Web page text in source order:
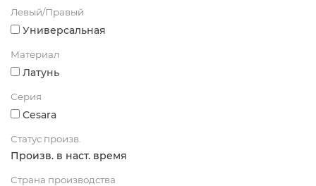
Левый/Правый
Универсальная
Материал
Латунь
Серия
Cesara
Статус произв.
Произв. в наст. время
Страна производства